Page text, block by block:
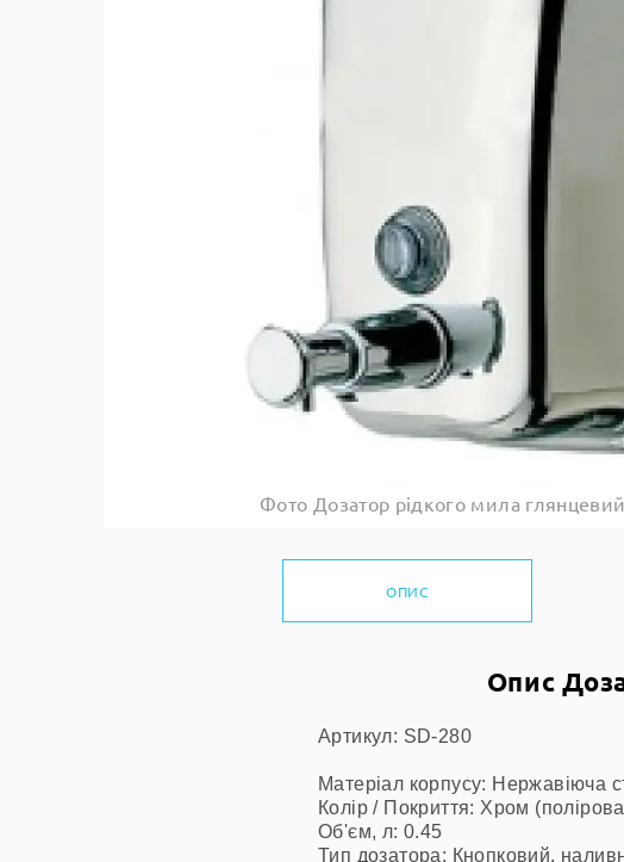
Фото Дозатор рідкого мила
ОПИС
Опис
Артикул: SD-280
Матеріал корпусу: Нержавіюча
Колір / Покриття: Хром
Об'єм, л: 0.45
Тип дозатора: Кнопковий,